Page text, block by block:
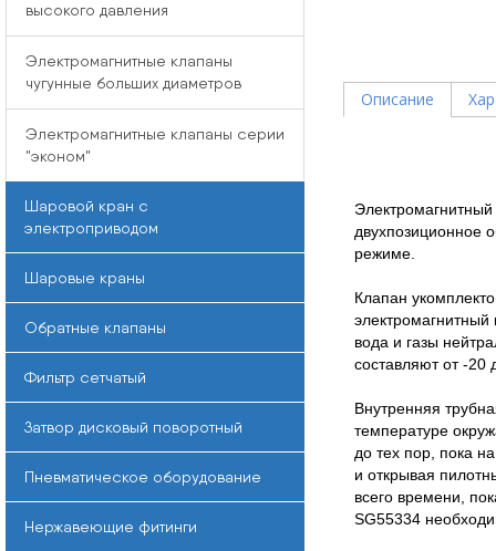
Описание
двухпозиционное
режиме.
Клапан
вода и газы
составляют от -20
Внутренняя
температуре
до тех пор, пока
и открывая
всего времени,
SG55334
высокого давления
Электромагнитные клапаны
чугунные больших диаметров
Электромагнитные клапаны серии
"эконом"
Шаровой кран с
электроприводом
Шаровые краны
Обратные клапаны
Фильтр сетчатый
Затвор дисковый поворотный
Пневматическое оборудование
Нержавеющие фитинги